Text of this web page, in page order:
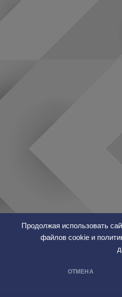
Продолжая использовать
файлов cookie и
ОТМЕНА